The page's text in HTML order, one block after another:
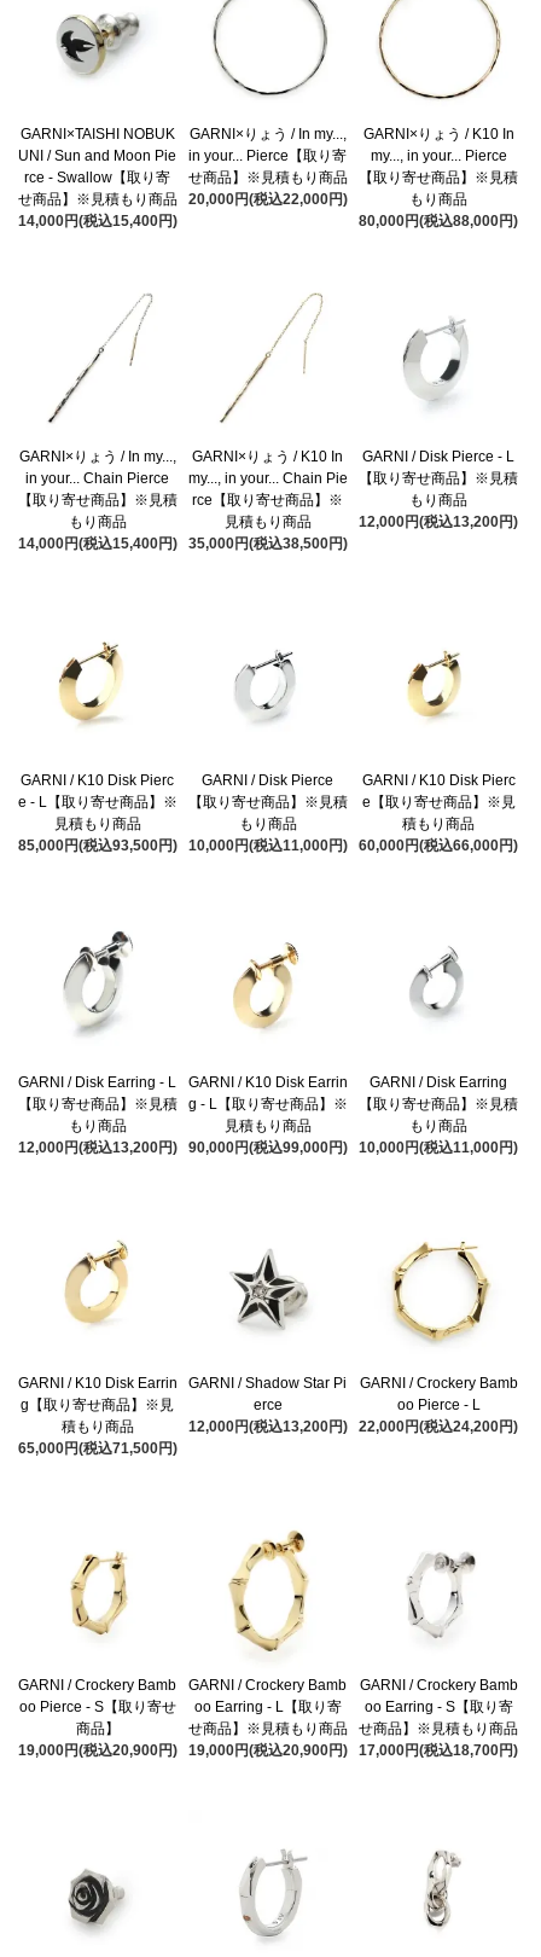
GARNI×TAISHI NOBUK
UNI / Sun and Moon Pie
rce - Swallow【取り寄
せ商品】※見積もり商品
14,000円(税込15,400円)
GARNI×りょう / In my...,
in your... Pierce【取り寄
せ商品】※見積もり商品
20,000円(税込22,000円)
GARNI×りょう / K10 In
my..., in your... Pierce
【取り寄せ商品】※見積
もり商品
80,000円(税込88,000円)
GARNI×りょう / In my...,
in your... Chain Pierce
【取り寄せ商品】※見積
もり商品
14,000円(税込15,400円)
GARNI×りょう / K10 In
my..., in your... Chain Pie
rce【取り寄せ商品】※
見積もり商品
35,000円(税込38,500円)
GARNI / Disk Pierce - L
【取り寄せ商品】※見積
もり商品
12,000円(税込13,200円)
GARNI / K10 Disk Pierc
e - L【取り寄せ商品】※
見積もり商品
85,000円(税込93,500円)
GARNI / Disk Pierce
【取り寄せ商品】※見積
もり商品
10,000円(税込11,000円)
GARNI / K10 Disk Pierc
e【取り寄せ商品】※見
積もり商品
60,000円(税込66,000円)
GARNI / Disk Earring - L
【取り寄せ商品】※見積
もり商品
12,000円(税込13,200円)
GARNI / K10 Disk Earrin
g - L【取り寄せ商品】※
見積もり商品
90,000円(税込99,000円)
GARNI / Disk Earring
【取り寄せ商品】※見積
もり商品
10,000円(税込11,000円)
GARNI / K10 Disk Earrin
g【取り寄せ商品】※見
積もり商品
65,000円(税込71,500円)
GARNI / Shadow Star Pi
erce
12,000円(税込13,200円)
GARNI / Crockery Bamb
oo Pierce - L
22,000円(税込24,200円)
GARNI / Crockery Bamb
oo Pierce - S【取り寄せ
商品】
19,000円(税込20,900円)
GARNI / Crockery Bamb
oo Earring - L【取り寄
せ商品】※見積もり商品
19,000円(税込20,900円)
GARNI / Crockery Bamb
oo Earring - S【取り寄
せ商品】※見積もり商品
17,000円(税込18,700円)